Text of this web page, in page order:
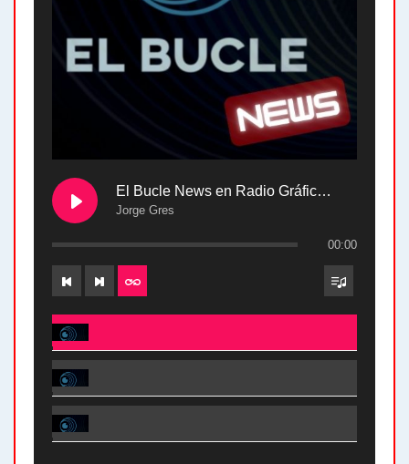
El Bucle News en Radio Gráfica. Bloque 2 . 28.04.24
Jorge Gres
00:00
El Bucle News en Radio Gráfica. Bloque 2 . 28.04.24 - Jorge Gres
El Bucle News en Radio Gráfica. Bloque 1 . 28.04.24 - Jorge Gres
El Bucle News en Radio Gráfica. Bloque 2 . 21.04.24 - Jorge Gres